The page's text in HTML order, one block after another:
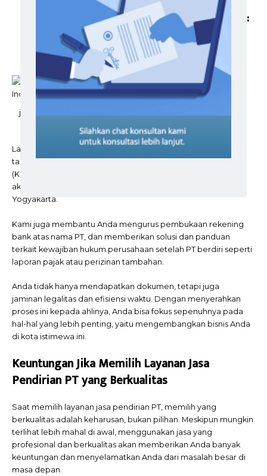
NPWP (Nomor Pokok Wajib Pajak) Perusahaan:
Kartu NPWP atas nama PT yang penting untuk urusan
perpajakan.
jasa pembuatan PT Tercepat di
Indonesia
Layanan berkualitas juga sering menawarkan layanan
tambahan yang sangat membantu, seperti Virtual Office
(Kantor Virtual) jika Anda belum memiliki kantor fisik mereka
akan menyediakan alamat domisili di lokasi strategis di
Yogyakarta.
Kami juga membantu Anda mengurus pembukaan rekening
bank atas nama PT, dan memberikan solusi dan panduan
terkait kewajiban hukum perusahaan setelah PT berdiri seperti
laporan pajak atau perizinan tambahan.
Anda tidak hanya mendapatkan dokumen, tetapi juga
jaminan legalitas dan efisiensi waktu. Dengan menyerahkan
proses ini kepada ahlinya, Anda bisa fokus sepenuhnya pada
hal-hal yang lebih penting, yaitu mengembangkan bisnis Anda
di kota istimewa ini.
Keuntungan Jika Memilih Layanan Jasa
Pendirian PT yang Berkualitas
Saat memilih layanan jasa pendirian PT, memilih yang
berkualitas adalah keharusan, bukan pilihan. Meskipun mungkin
terlihat lebih mahal di awal, menggunakan jasa yang
profesional dan berkualitas akan memberikan Anda banyak
keuntungan dan menyelamatkan Anda dari masalah besar di
masa depan.